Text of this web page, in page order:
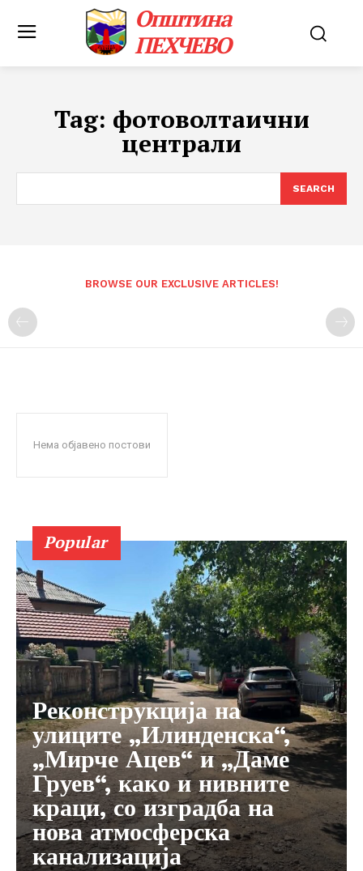
Општина
ПЕХЧЕВО
Tag: фотоволтаични
централи
SEARCH
BROWSE OUR EXCLUSIVE ARTICLES!
Нема објавено постови
Popular
Реконструкција на
улиците „Илинденска“,
„Мирче Ацев“ и „Даме
Груев“, како и нивните
краци, со изградба на
нова атмосферска
канализација